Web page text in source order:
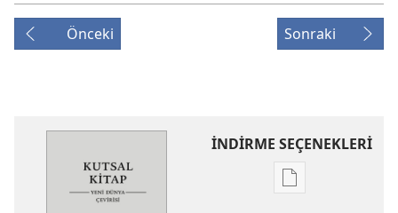
Önceki Sonraki
İNDİRME SEÇENEKLERİ
Dijital